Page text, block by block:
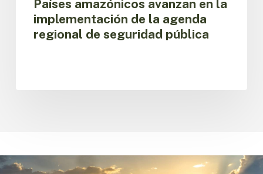
Países amazónicos avanzan en la
implementación de la agenda
regional de seguridad pública